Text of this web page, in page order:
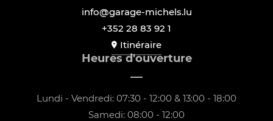
info@garage-michels.lu
+352 28 83 92 1
Itinéraire
Heures d'ouverture
Lundi - Vendredi: 07:30 - 12:00 & 13:00 - 18:00
Samedi: 08:00 - 12:00